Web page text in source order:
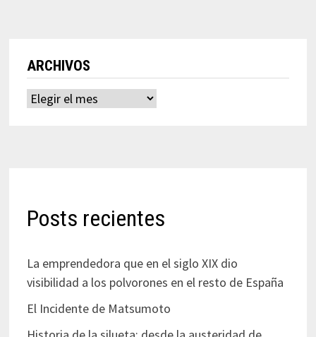
ARCHIVOS
Archivos
Posts recientes
La emprendedora que en el siglo XIX dio
visibilidad a los polvorones en el resto de España
El Incidente de Matsumoto